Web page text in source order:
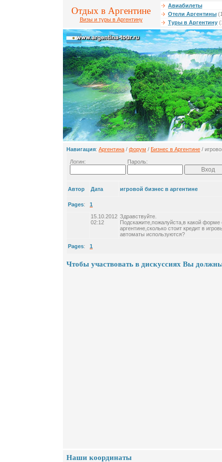
Отдых в Аргентине
Визы и туры в Аргентину
Авиабилеты
Отели Аргентины
Туры в Аргентину
Навигация: Аргентина / форум / Бизнес в Аргентине /
Логин: Пароль:
Автор Дата игровой бизнес в аргентине
Pages: 1
15.10.2012
02:12
Здравствуйте.
Подскажите,пожалуйста,в какой форме
аргентине,сколько стоит кредит в
автоматы используются?
Pages: 1
Чтобы участвовать в дискуссиях Вы
Наши координаты